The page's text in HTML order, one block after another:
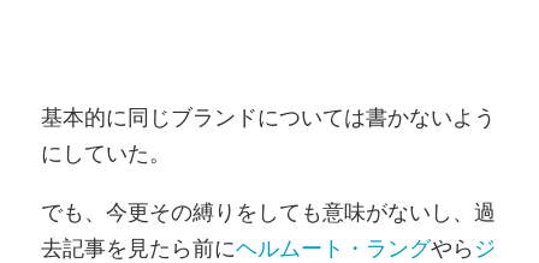
基本的に同じブランドについては書かないよう
にしていた。
でも、今更その縛りをしても意味がないし、過
去記事を見たら前にヘルムート・ラングやら ジ